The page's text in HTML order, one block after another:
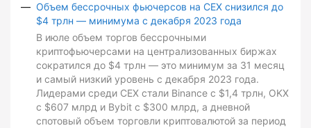
Объем бессрочных фьючерсов на CEX снизился до
$4 трлн — минимума с декабря 2023 года
В июле объем торгов бессрочными
криптофьючерсами на централизованных биржах
сократился до $4 трлн — это минимум за 31 месяц
и самый низкий уровень с декабря 2023 года.
Лидерами среди CEX стали Binance с $1,4 трлн, OKX
с $607 млрд и Bybit с $300 млрд, а дневной
спотовый объем торговли криптовалютой за период